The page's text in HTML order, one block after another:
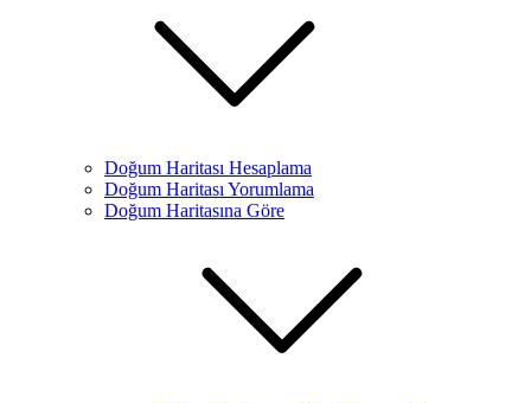
Doğum Haritası Hesaplama
Doğum Haritası Yorumlama
Doğum Haritasına Göre